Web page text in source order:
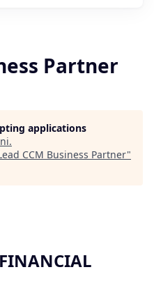
Partner
applications
.
CCM Business Partner"
FINANCIAL